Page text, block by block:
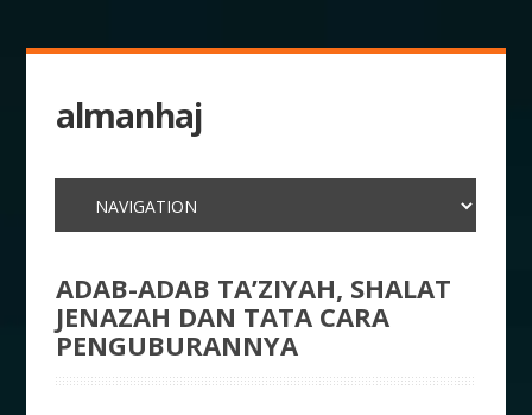
almanhaj
ADAB-ADAB TA’ZIYAH, SHALAT
JENAZAH DAN TATA CARA
PENGUBURANNYA